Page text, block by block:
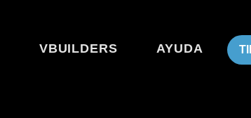
VBUILDERS AYUDA